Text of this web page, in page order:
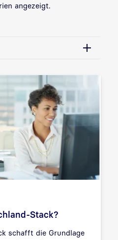
angezeigt.
Stack?
schafft die Grundlage